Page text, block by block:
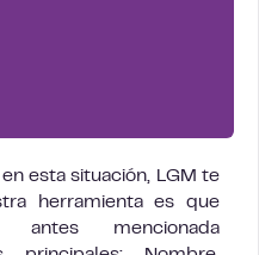
esta situación, LGM te
herramienta es que
mencionada